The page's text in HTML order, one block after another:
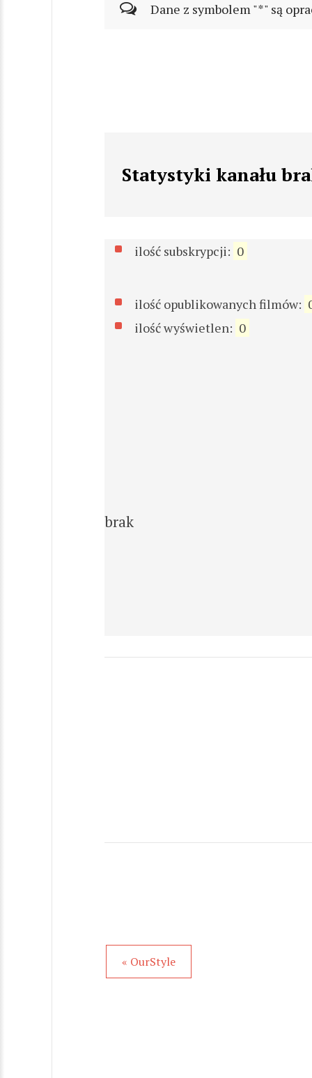
Dane z symbolem "*" są
Statystyki kanału
ilość subskrypcji: 0
ilość opublikowanych filmów:
ilość wyświetlen: 0
brak
« OurStyle